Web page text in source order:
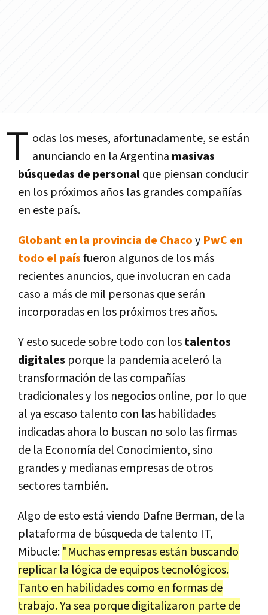
T odas los meses, afortunadamente, se están
anunciando en la Argentina masivas
búsquedas de personalque piensan conducir
en los próximos años las grandes compañías
en este país.
Globant en la provincia de Chacoy PwC en
todo el paísfueron algunos de los más
recientes anuncios, que involucran en cada
caso a más de mil personas que serán
incorporadas en los próximos tres años.
Y esto sucede sobre todo con lostalentos
digitales porque la pandemia aceleró la
transformación de las compañías
tradicionales y los negocios online, por lo que
al ya escaso talento con las habilidades
indicadas ahora lo buscan no solo las firmas
de la Economía del Conocimiento, sino
grandes y medianas empresas de otros
sectores también.
Algo de esto está viendo Dafne Berman, de la
plataforma de búsqueda de talento IT,
Mibucle: "Muchas empresas están buscando
replicar la lógica de equipos tecnológicos.
Tanto en habilidades como en formas de
trabajo. Ya sea porque digitalizaron parte de